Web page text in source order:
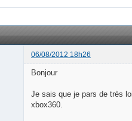
06/08/2012 18h26
Bonjour
Je sais que je pars de très
xbox360.